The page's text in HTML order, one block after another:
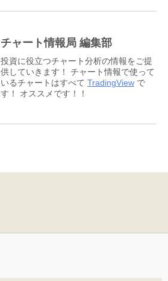
チャート情報局 編集部
投資に役立つチャート分析の情報をご提
供していきます！ チャート情報で使って
いるチャートはすべて TradingView で
す！ オススメです！！